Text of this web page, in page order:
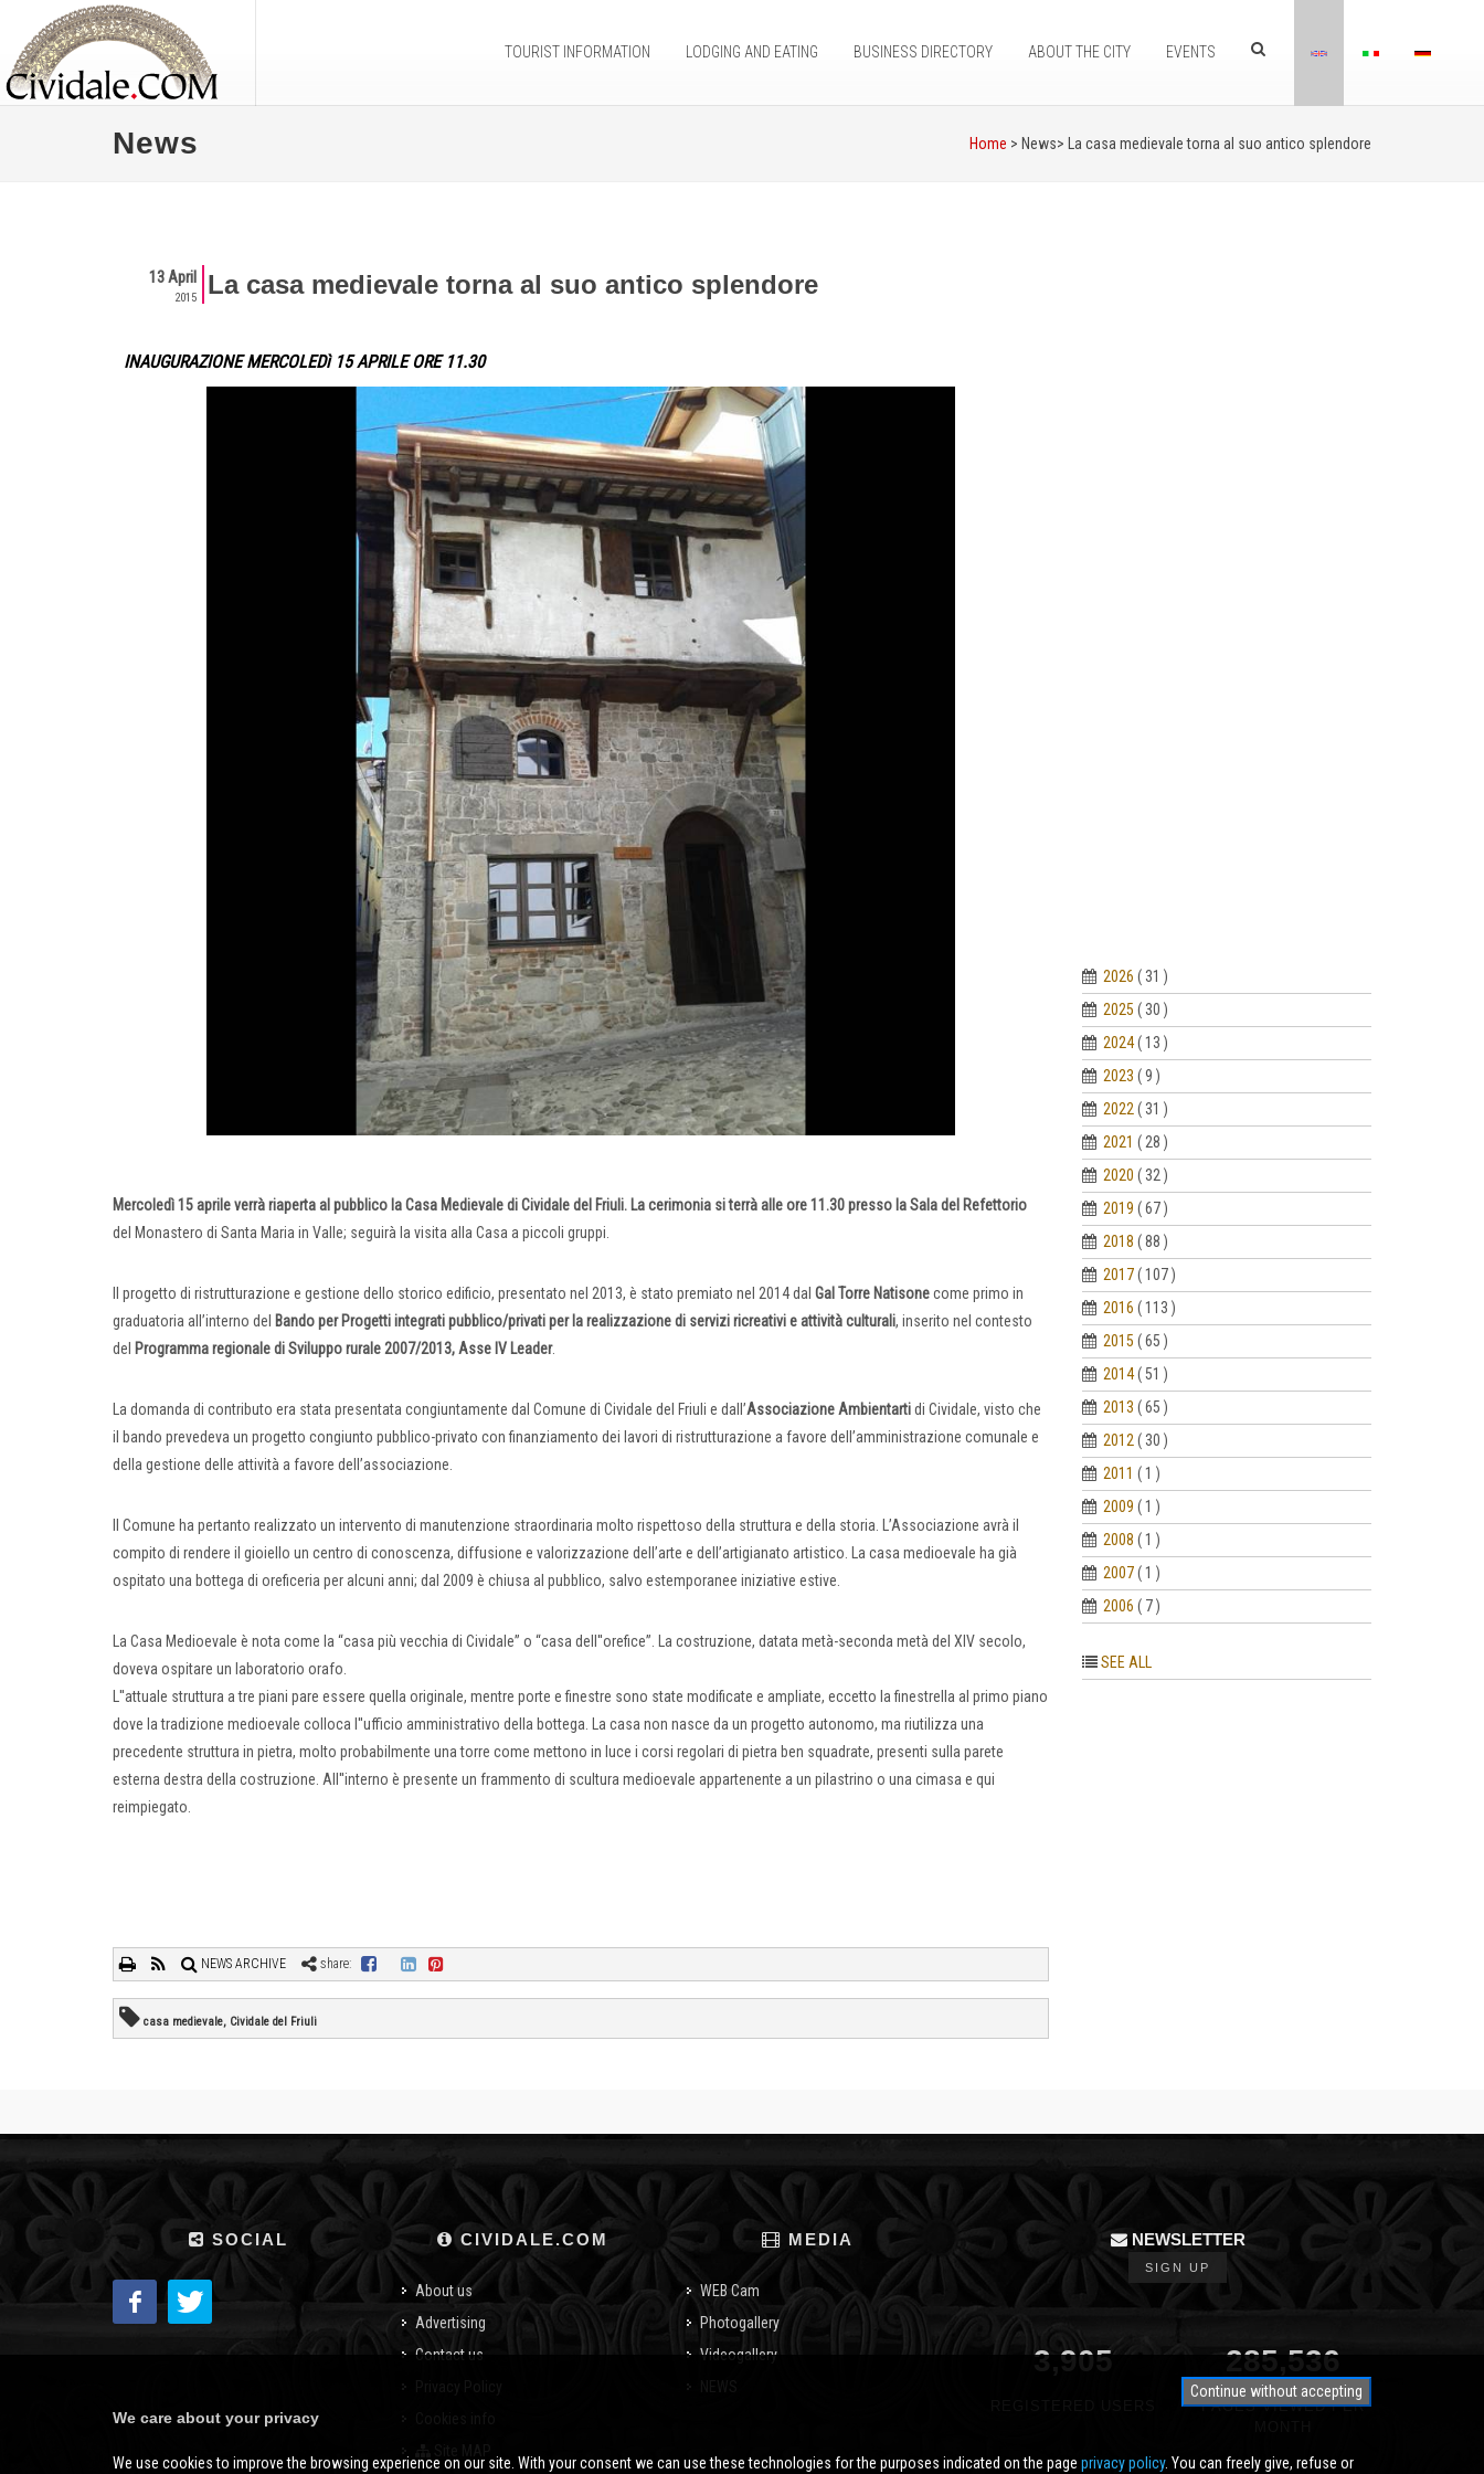
TOURIST INFORMATION LODGING AND EATING BUSINESS DIRECTORY ABOUT THE CITY EVENTS
News Home > News> La casa medievale torna al suo antico splendore
13 April
2015 La casa medievale torna al suo antico splendore
INAUGURAZIONE MERCOLEDì 15 APRILE ORE 11.30
Mercoledì 15 aprile verrà riaperta al pubblico la Casa Medievale di Cividale del Friuli. La cerimonia si terrà alle ore 11.30 presso la Sala del Refettorio
del Monastero di Santa Maria in Valle; seguirà la visita alla Casa a piccoli gruppi.
Il progetto di ristrutturazione e gestione dello storico edificio, presentato nel 2013, è stato premiato nel 2014 dal Gal Torre Natisonecome primo in
graduatoria all’interno del Bando per Progetti integrati pubblico/privati per la realizzazione di servizi ricreativi e attività culturali, inserito nel contesto
del Programma regionale di Sviluppo rurale 2007/2013, Asse IV Leader.
La domanda di contributo era stata presentata congiuntamente dal Comune di Cividale del Friuli e dall’Associazione Ambientartidi Cividale, visto che
il bando prevedeva un progetto congiunto pubblico-privato con finanziamento dei lavori di ristrutturazione a favore dell’amministrazione comunale e
della gestione delle attività a favore dell’associazione.
Il Comune ha pertanto realizzato un intervento di manutenzione straordinaria molto rispettoso della struttura e della storia. L’Associazione avrà il
compito di rendere il gioiello un centro di conoscenza, diffusione e valorizzazione dell’arte e dell’artigianato artistico. La casa medioevale ha già
ospitato una bottega di oreficeria per alcuni anni; dal 2009 è chiusa al pubblico, salvo estemporanee iniziative estive.
La Casa Medioevale è nota come la “casa più vecchia di Cividale” o “casa dell''orefice”. La costruzione, datata metà-seconda metà del XIV secolo,
doveva ospitare un laboratorio orafo.
L''attuale struttura a tre piani pare essere quella originale, mentre porte e finestre sono state modificate e ampliate, eccetto la finestrella al primo piano
dove la tradizione medioevale colloca l''ufficio amministrativo della bottega. La casa non nasce da un progetto autonomo, ma riutilizza una
precedente struttura in pietra, molto probabilmente una torre come mettono in luce i corsi regolari di pietra ben squadrate, presenti sulla parete
esterna destra della costruzione. All''interno è presente un frammento di scultura medioevale appartenente a un pilastrino o una cimasa e qui
reimpiegato.
NEWS ARCHIVE share:
casa medievale, Cividale del Friuli
2026 ( 31 )
2025 ( 30 )
2024 ( 13 )
2023 ( 9 )
2022 ( 31 )
2021 ( 28 )
2020 ( 32 )
2019 ( 67 )
2018 ( 88 )
2017 ( 107 )
2016 ( 113 )
2015 ( 65 )
2014 ( 51 )
2013 ( 65 )
2012 ( 30 )
2011 ( 1 )
2009 ( 1 )
2008 ( 1 )
2007 ( 1 )
2006 ( 7 )
SEE ALL
SOCIAL CIVIDALE.COM
About us
Advertising
Contact us
MEDIA
WEB Cam
Photogallery
Videogallery
NEWSLETTER
SIGN UP
3,905 350,000
PAGES VIEWED PER
Continue without accepting
We care about your privacy
We use cookies to improve the browsing experience on our site. With your consent we can use these technologies for the purposes indicated on the page privacy policy. You can freely give, refuse or